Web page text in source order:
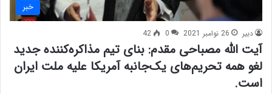
خبر
دبیر 26 نوامبر 2021 0
42
آیت الله مصباحی مقدم: بنای تیم مذاکره‌کننده جدید
لغو همه تحریم‌های یک‌جانبه آمریکا علیه ملت ایران
است.